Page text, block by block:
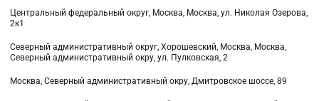
Центральный федеральный округ, Москва, Москва, ул. Николая Озерова,
2к1
Северный административный округ, Хорошевский, Москва, Москва,
Северный административный окру, ул. Пулковская, 2
Москва, Северный административный окру, Дмитровское шоссе, 89